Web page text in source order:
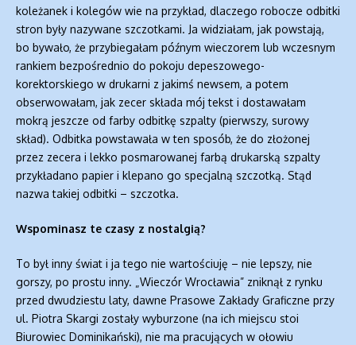
koleżanek i kolegów wie na przykład, dlaczego robocze odbitki
stron były nazywane szczotkami. Ja widziałam, jak powstają,
bo bywało, że przybiegałam późnym wieczorem lub wczesnym
rankiem bezpośrednio do pokoju depeszowego-
korektorskiego w drukarni z jakimś newsem, a potem
obserwowałam, jak zecer składa mój tekst i dostawałam
mokrą jeszcze od farby odbitkę szpalty (pierwszy, surowy
skład). Odbitka powstawała w ten sposób, że do złożonej
przez zecera i lekko posmarowanej farbą drukarską szpalty
przykładano papier i klepano go specjalną szczotką. Stąd
nazwa takiej odbitki – szczotka.
Wspominasz te czasy z nostalgią?
To był inny świat i ja tego nie wartościuję – nie lepszy, nie
gorszy, po prostu inny. „Wieczór Wrocławia” zniknął z rynku
przed dwudziestu laty, dawne Prasowe Zakłady Graficzne przy
ul. Piotra Skargi zostały wyburzone (na ich miejscu stoi
Biurowiec Dominikański), nie ma pracujących w ołowiu